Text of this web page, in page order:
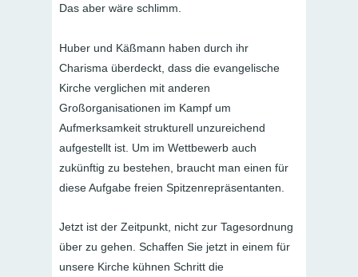
Das aber wäre schlimm.
Huber und Käßmann haben durch ihr
Charisma überdeckt, dass die evangelische
Kirche verglichen mit anderen
Großorganisationen im Kampf um
Aufmerksamkeit strukturell unzureichend
aufgestellt ist. Um im Wettbewerb auch
zukünftig zu bestehen, braucht man einen für
diese Aufgabe freien Spitzenrepräsentanten.
Jetzt ist der Zeitpunkt, nicht zur Tagesordnung
über zu gehen. Schaffen Sie jetzt in einem für
unsere Kirche kühnen Schritt die